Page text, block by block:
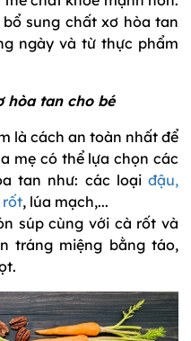
sung chất xơ hòa tan
ngày và từ thực phẩm
hòa tan cho bé
là cách an toàn nhất để
mẹ có thể lựa chọn các
tan như: các loại đậu,
rốt, lúa mạch,...
súp cùng với cà rốt và
tráng miệng bằng táo,